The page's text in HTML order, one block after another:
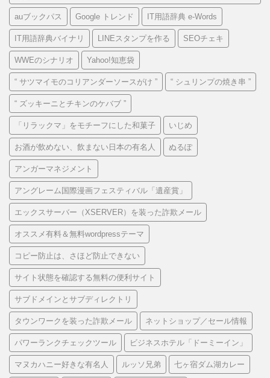
auブックパス Google トレンド IT用語辞典 e-Words
IT用語辞典バイナリ LINEスタンプを作る SEOチェキ
WWEのシナリオ Yahoo!知恵袋
“ サツマイモのコリアンダーソースがけ ” “ シュリンプの焼き串 ”
“ ズッキーニとチキンのケバブ ”
「リラックマ」をモチーフにした和菓子 いじめ
お酒が飲めない、飲まない日本の有名人 ぬるぽ
アンガーマネジメント
アングレーム国際漫画フェスティバル「遺産賞」
エックスサーバー（XSERVER）を装った詐欺メール
オススメ有料＆無料wordpressテーマ
コピー防止は、さほど防止できない
サイト状態を確認する無料の便利サイト
サブドメインとサブディレクトリ
タウンワークを装った詐欺メール ネットショップ／セール情報
パワーランクチェックツール ビジネスホテル「ドーミーイン」
マヌカハニー好きな有名人 ルッソ兄弟 七ヶ宿ダム湖カレー